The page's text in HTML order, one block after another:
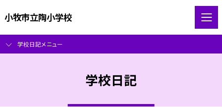
小牧市立陶小学校
学校日記メニュー
学校日記